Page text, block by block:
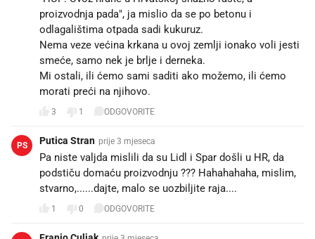
proizvodnja pada", ja mislio da se po betonu i
odlagalištima otpada sadi kukuruz.
Nema veze većina krkana u ovoj zemlji ionako voli jesti
smeće, samo nek je brlje i derneka.
Mi ostali, ili ćemo sami saditi ako možemo, ili ćemo
morati preći na njihovo.
3 1 ODGOVORITE
PS Putica Stran prije 3 mjeseca
Pa niste valjda mislili da su Lidl i Spar došli u HR, da
podstiču domaću proizvodnju ??? Hahahahaha, mislim,
stvarno,......dajte, malo se uozbiljite raja....
1 0 ODGOVORITE
Franjo Culjak